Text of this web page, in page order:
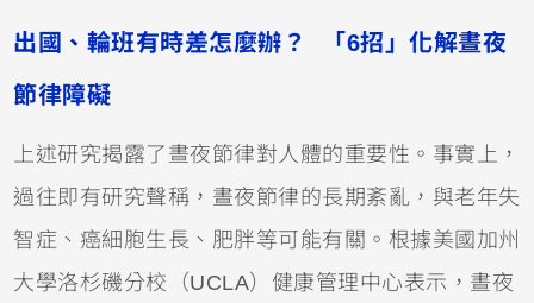
出國、輪班有時差怎麼辦？ 「6招」化解晝夜
節律障礙
上述研究揭露了晝夜節律對人體的重要性。事實上，
過往即有研究聲稱，晝夜節律的長期紊亂，與老年失
智症、癌細胞生長、肥胖等可能有關。根據美國加州
大學洛杉磯分校（UCLA）健康管理中心表示，晝夜